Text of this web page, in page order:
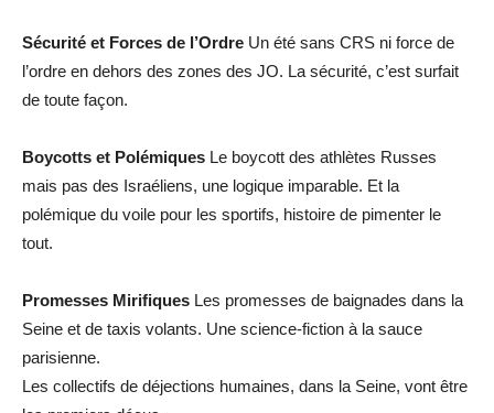
Sécurité et Forces de l’Ordre Un été sans CRS ni force de
l’ordre en dehors des zones des JO. La sécurité, c’est surfait
de toute façon.
Boycotts et Polémiques Le boycott des athlètes Russes
mais pas des Israéliens, une logique imparable. Et la
polémique du voile pour les sportifs, histoire de pimenter le
tout.
Promesses Mirifiques Les promesses de baignades dans la
Seine et de taxis volants. Une science-fiction à la sauce
parisienne.
Les collectifs de déjections humaines, dans la Seine, vont être